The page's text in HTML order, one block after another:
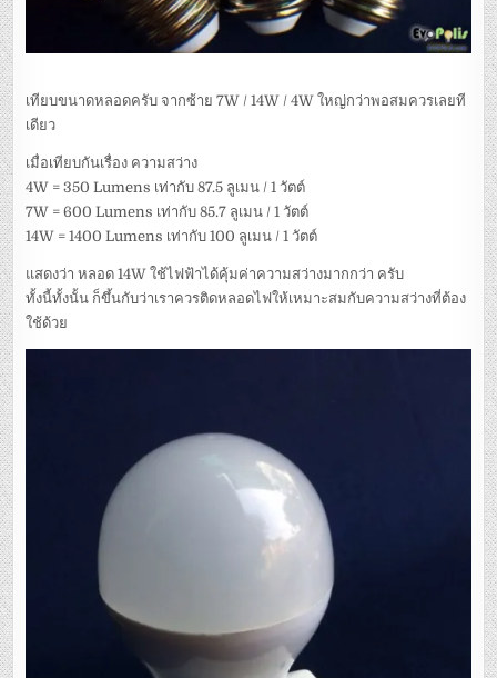
เทียบขนาดหลอดครับ จากซ้าย 7W / 14W / 4W ใหญ่กว่าพอสมควรเลยที
เดียว
เมื่อเทียบกันเรื่อง ความสว่าง
4W = 350 Lumens เท่ากับ 87.5 ลูเมน / 1 วัตต์
7W = 600 Lumens เท่ากับ 85.7 ลูเมน / 1 วัตต์
14W = 1400 Lumens เท่ากับ 100 ลูเมน / 1 วัตต์
แสดงว่า หลอด 14W ใช้ไฟฟ้าได้คุ้มค่าความสว่างมากกว่า ครับ
ทั้งนี้ทั้งนั้น ก็ขึ้นกับว่าเราควรติดหลอดไฟให้เหมาะสมกับความสว่างที่ต้อง
ใช้ด้วย